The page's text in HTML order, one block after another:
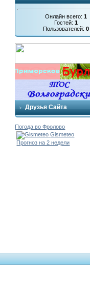
Онлайн всего:1
Гостей:1
Пользователей:0
Друзья Сайта
Погода во Фролово
Gismeteo
Прогноз на 2 недели